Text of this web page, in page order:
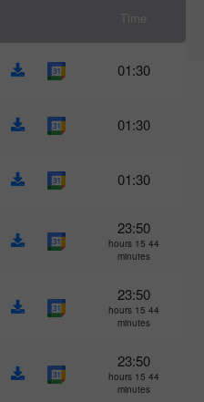
Time
01:30
01:30
01:30
23:50
44 hours 15
minutes
23:50
44 hours 15
minutes
23:50
44 hours 15
minutes